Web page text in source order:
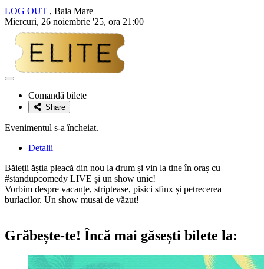
LOG OUT , Baia Mare
Miercuri, 26 noiembrie '25, ora 21:00
Adaugă
favoriteComandă bilete
Share
Evenimentul s-a încheiat.
Detalii
Băieții ăștia pleacă din nou la drum și vin la tine în oraș cu
#standupcomedy LIVE și un show unic!
Vorbim despre vacanțe, striptease, pisici sfinx și petrecerea
burlacilor. Un show musai de văzut!
Grăbește-te! Încă mai găsești bilete la: